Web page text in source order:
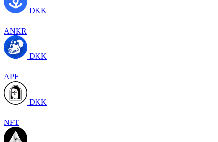
DKK
ANKR
DKK
APE
DKK
NFT